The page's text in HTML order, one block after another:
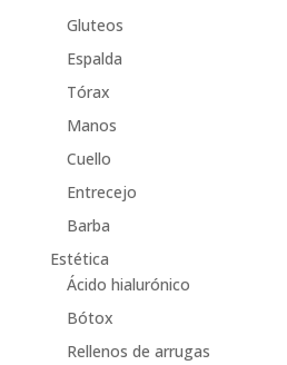
Gluteos
Espalda
Tórax
Manos
Cuello
Entrecejo
Barba
Estética
Ácido hialurónico
Bótox
Rellenos de arrugas